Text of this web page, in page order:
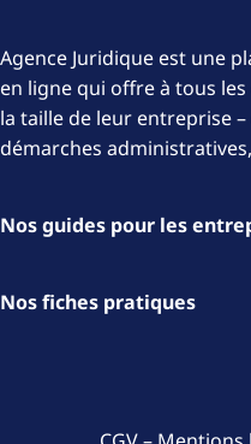
Agence Juridique est une
en ligne qui offre à tous
la taille de leur entreprise
démarches
Nos guides pour les
Nos fiches pratiques